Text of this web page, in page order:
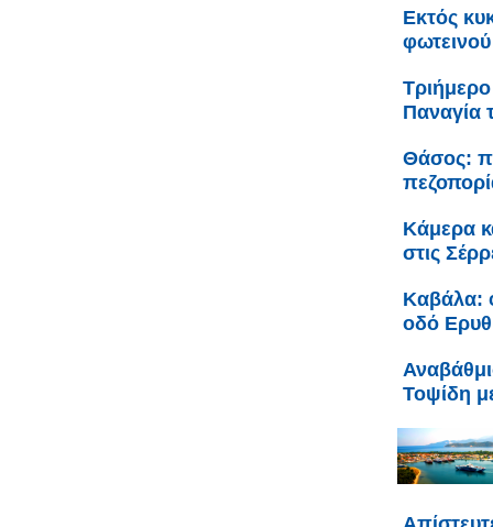
Εκτός
Παναγία
Θάσος:
Κάμερα
στις
Καβάλα:
οδό
Τοψίδη